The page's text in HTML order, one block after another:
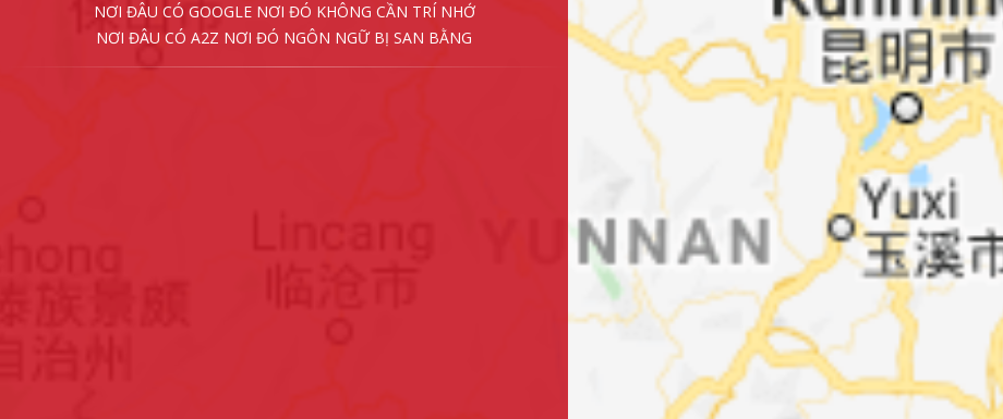
NƠI ĐÂU CÓ GOOGLE NƠI ĐÓ KHÔNG CẦN TRÍ NHỚ
NƠI ĐÂU CÓ A2Z NƠI ĐÓ NGÔN NGỮ BỊ SAN BẰNG